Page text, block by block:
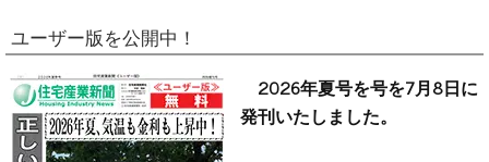
ユーザー版を公開中！
2026年夏号を号を7月8日に
発刊いたしました。